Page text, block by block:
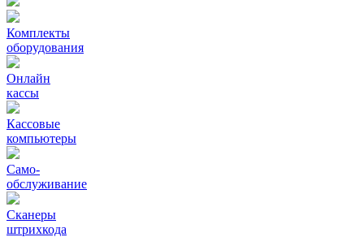
Комплекты
оборудования
Онлайн
кассы
Кассовые
компьютеры
Само-
обслуживание
Сканеры
штрихкода